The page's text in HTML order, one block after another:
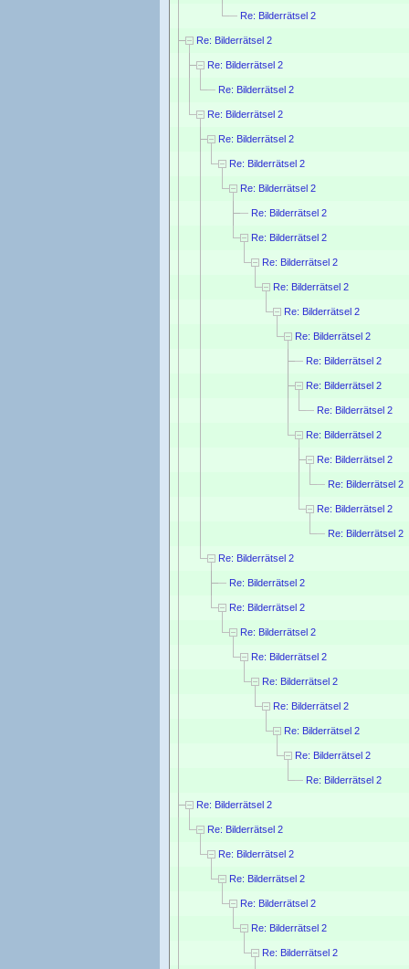
Re: Bilderrätsel 2
Re: Bilderrätsel 2
Re: Bilderrätsel 2
Re: Bilderrätsel 2
Re: Bilderrätsel 2
Re: Bilderrätsel 2
Re: Bilderrätsel 2
Re: Bilderrätsel 2
Re: Bilderrätsel 2
Re: Bilderrätsel 2
Re: Bilderrätsel 2
Re: Bilderrätsel 2
Re: Bilderrätsel 2
Re: Bilderrätsel 2
Re: Bilderrätsel 2
Re: Bilderrätsel 2
Re: Bilderrätsel 2
Re: Bilderrätsel 2
Re: Bilderrätsel 2
Re: Bilderrätsel 2
Re: Bilderrätsel 2
Re: Bilderrätsel 2
Re: Bilderrätsel 2
Re: Bilderrätsel 2
Re: Bilderrätsel 2
Re: Bilderrätsel 2
Re: Bilderrätsel 2
Re: Bilderrätsel 2
Re: Bilderrätsel 2
Re: Bilderrätsel 2
Re: Bilderrätsel 2
Re: Bilderrätsel 2
Re: Bilderrätsel 2
Re: Bilderrätsel 2
Re: Bilderrätsel 2
Re: Bilderrätsel 2
Re: Bilderrätsel 2
Re: Bilderrätsel 2
Re: Bilderrätsel 2